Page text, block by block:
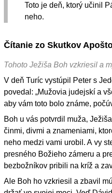
Toto je deň, ktorý učinil
neho.
Čítanie zo Skutkov
Tohoto Ježiša Boh vzkriesil a
V deň Turíc vystúpil Peter s
povedal: „Mužovia judejskí a
aby vám toto bolo známe,
Boh u vás potvrdil muža,
činmi, divmi a znameniami,
neho medzi vami urobil. A vy
presného Božieho zámeru a
bezbožníkov pribili na kríž a
Ale Boh ho vzkriesil a zbavil